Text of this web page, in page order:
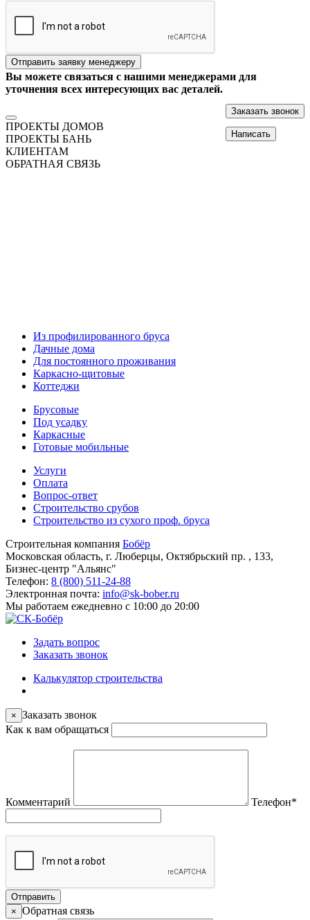
Отправить заявку менеджеру
Вы можете связаться с нашими менеджерами для
уточнения всех интересующих вас деталей.
Заказать звонок
Написать
ПРОЕКТЫ ДОМОВ
ПРОЕКТЫ БАНЬ
КЛИЕНТАМ
ОБРАТНАЯ СВЯЗЬ
Из профилированного бруса
Дачные дома
Для постоянного проживания
Каркасно-щитовые
Коттеджи
Брусовые
Под усадку
Каркасные
Готовые мобильные
Услуги
Оплата
Вопрос-ответ
Строительство срубов
Строительство из сухого проф. бруса
Строительная компания Бобёр
Московская область, г. Люберцы, Октябрьский пр. , 133,
Бизнес-центр "Альянс"
Телефон: 8 (800) 511-24-88
Электронная почта: info@sk-bober.ru
Мы работаем ежедневно с 10:00 до 20:00
Задать вопрос
Заказать звонок
Калькулятор строительства
× Заказать звонок
Как к вам обращаться
Комментарий Телефон*
Отправить
× Обратная связь